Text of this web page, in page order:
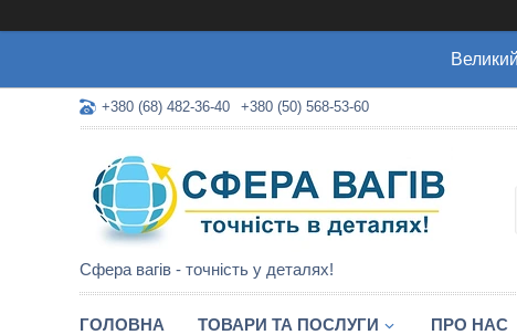
+380 (68) 482-36-40 +380 (50) 568-53-60
Сфера вагів - точність у деталях!
ГОЛОВНА ТОВАРИ ТА ПОСЛУГИ ПРО НАС